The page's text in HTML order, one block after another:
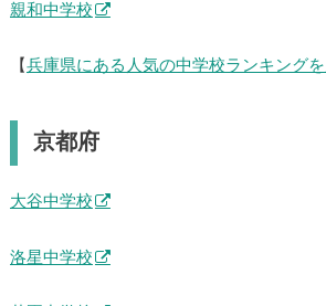
親和中学校
【 兵庫県にある人気の中学校ランキングを
京都府
大谷中学校
洛星中学校